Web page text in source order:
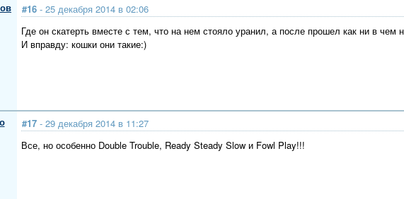
#16 - 25 декабря 2014 в 02:06
Где он скатерть вместе с тем, что на нем стояло уранил, а после прошел как ни в чем
И вправду: кошки они такие:)
#17 - 29 декабря 2014 в 11:27
Все, но особенно Double Trouble, Ready Steady Slow и Fowl Play!!!